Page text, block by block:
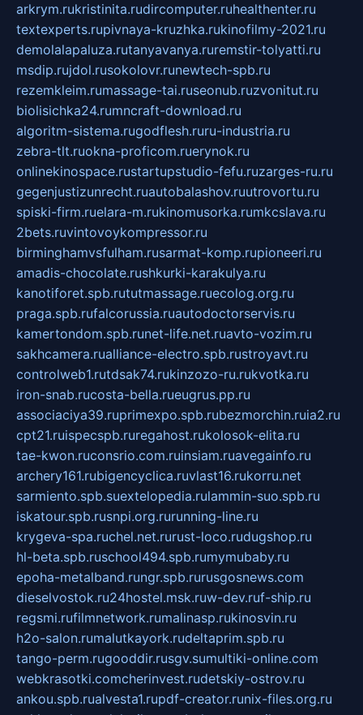
arkrym.rukristinita.rudircomputer.ruhealthenter.ru
textexperts.rupivnaya-kruzhka.rukinofilmy-2021.ru
demolalapaluza.rutanyavanya.ruremstir-tolyatti.ru
msdip.rujdol.rusokolovr.runewtech-spb.ru
rezemkleim.rumassage-tai.ruseonub.ruzvonitut.ru
biolisichka24.rumncraft-download.ru
algoritm-sistema.rugodflesh.ruru-industria.ru
zebra-tlt.ruokna-proficom.ruerynok.ru
onlinekinospace.rustartupstudio-fefu.ruzarges-ru.ru
gegenjustizunrecht.ruautobalashov.ruutrovortu.ru
spiski-firm.ruelara-m.rukinomusorka.rumkcslava.ru
2bets.ruvintovoykompressor.ru
birminghamvsfulham.rusarmat-komp.rupioneeri.ru
amadis-chocolate.rushkurki-karakulya.ru
kanotiforet.spb.rututmassage.ruecolog.org.ru
praga.spb.rufalcorussia.ruautodoctorservis.ru
kamertondom.spb.runet-life.net.ruavto-vozim.ru
sakhcamera.rualliance-electro.spb.rustroyavt.ru
controlweb1.rutdsak74.rukinzozo-ru.rukvotka.ru
iron-snab.rucosta-bella.rueugrus.pp.ru
associaciya39.ruprimexpo.spb.rubezmorchin.ruia2.ru
cpt21.ruispecspb.ruregahost.rukolosok-elita.ru
tae-kwon.ruconsrio.com.ruinsiam.ruavegainfo.ru
archery161.rubigencyclica.ruvlast16.rukorru.net
sarmiento.spb.suextelopedia.rulammin-suo.spb.ru
iskatour.spb.rusnpi.org.rurunning-line.ru
krygeva-spa.ruchel.net.rurust-loco.rudugshop.ru
hl-beta.spb.ruschool494.spb.rumymubaby.ru
epoha-metalband.rungr.spb.rurusgosnews.com
dieselvostok.ru24hostel.msk.ruw-dev.ruf-ship.ru
regsmi.rufilmnetwork.rumalinasp.rukinosvin.ru
h2o-salon.rumalutkayork.rudeltaprim.spb.ru
tango-perm.rugooddir.rusgv.sumultiki-online.com
webkrasotki.comcherinvest.rudetskiy-ostrov.ru
ankou.spb.rualvesta1.rupdf-creator.runix-files.org.ru